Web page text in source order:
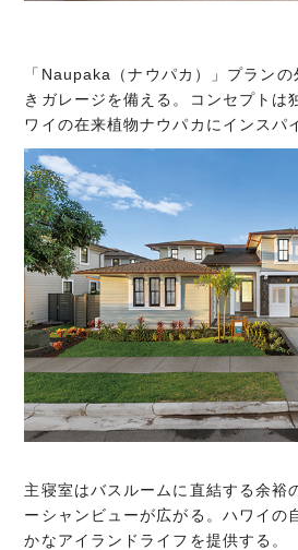
「Naupaka（ナウパカ）」プラン
きガレージを備える。コンセプトは
ワイの在来植物ナウパカにインスパ
主寝室はバスルームに直結する余裕
ーシャンビューが広がる。ハワイの
かなアイランドライフを提供する。